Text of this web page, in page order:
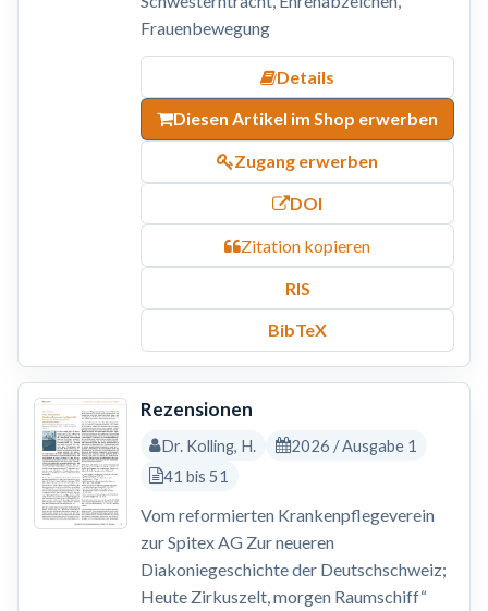
Frauenbewegung
Details
Diesen Artikel im Shop erwerben
Zugang erwerben
DOI
Zitation kopieren
RIS
BibTeX
Rezensionen
Dr. Kolling, H.
2026 / Ausgabe 1
41 bis 51
Vom reformierten Krankenpflegeverein
zur Spitex AG Zur neueren
Diakoniegeschichte der Deutschschweiz;
Heute Zirkuszelt, morgen Raumschiff“